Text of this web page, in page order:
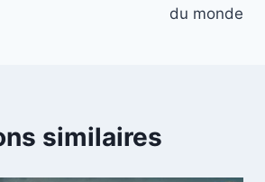
du monde
similaires